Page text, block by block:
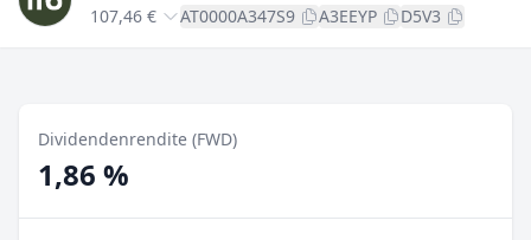
107,46 € AT0000A347S9 A3EEYP D5V3
Dividendenrendite (FWD)
1,86 %